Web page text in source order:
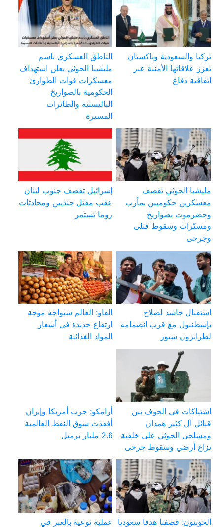
تركيا والسعودية وباكستان
تعزز علاقاتها الأمنية عبر
اتفاقية دفاع
الناطق العسكري باسم
مليشيا الحوثي يعلن استهداف
معسكرات قوات الطوارئ
الحكومية بالصواريخ
الباليستية والطائرات
المسيرة
مليشيا الحوثي تقصف
معسكرين حكوميين بمأرب
وحضرموت بصواريخ
ومسيّرات وسقوط قتلى
وجرحى
إسرائيل تقصف جنوب لبنان
عقب مقتل جنديين ومحادثات
روما تستمر
استقبال حاشد لصلاح
بإسطنبول مع قرب انضمامه
لطرابزون سبور
الفاو: العالم سيواجه موجة
ارتفاع جديدة في أسعار
المواد الغذائية
اشتباكات في الجوف بين
قبائل آل كثير همدان
ومسلحي الحوثي على خلفية
نزاع أرضي وسقوط جرحى
أرامكو: حرب أمريكا وإيران
أفقدت سوق النفط العالمية
2.6 مليار برميل
الحوثيون: قصفنا هدفا سعوديا
عملية نوعية بالعبر في